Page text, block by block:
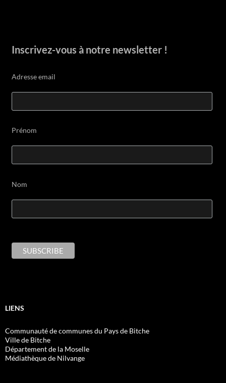
Inscrivez-vous à notre newsletter !
Adresse email
Prénom
Nom
LIENS
Communauté de communes du Pays de Bitche
Ville de Bitche
Département de la Moselle
Médiathèque de Nilvange